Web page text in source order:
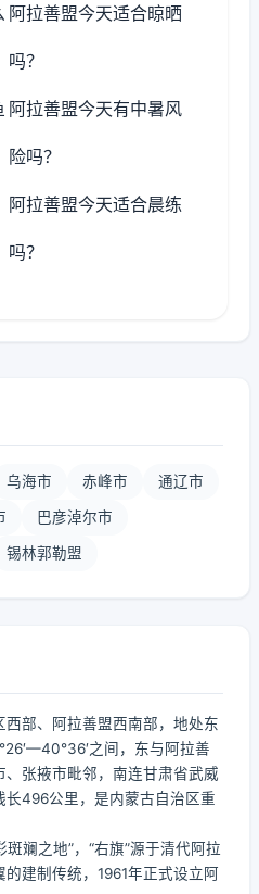
阿拉善盟今天适合晾晒
吗？
阿拉善盟今天有中暑风
险吗？
阿拉善盟今天适合晨练
吗？
乌海市 赤峰市 通辽市
巴彦淖尔市
锡林郭勒盟
部、阿拉善盟西南部，地处东
之间，东与阿拉善
张掖市毗邻，南连甘肃省武威
496公里，是内蒙古自治区重
斑斓之地”，“右旗”源于清代阿拉
建制传统，1961年正式设立阿